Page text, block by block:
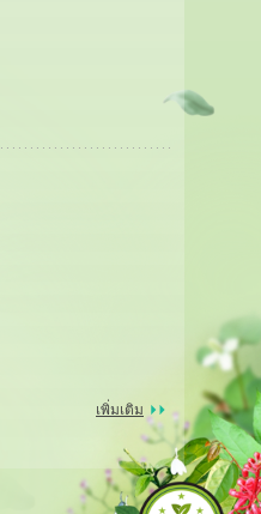
เพิ่มเติม